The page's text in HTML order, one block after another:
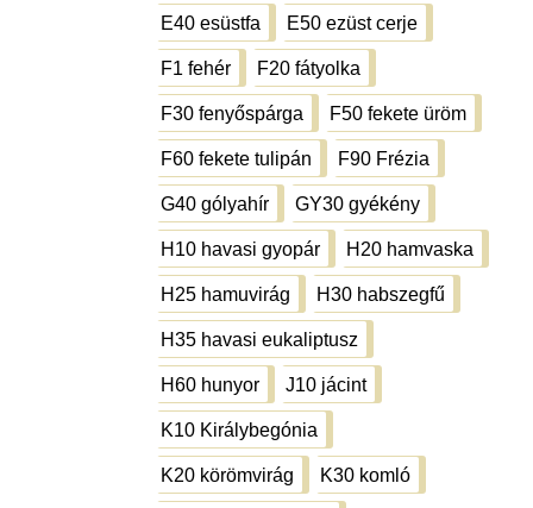
E40 esüstfa
E40 esüstfa
E50 ezüst cerje
E50 ezüst cerje
F1 fehér
F1 fehér
F20 fátyolka
F20 fátyolka
F30 fenyőspárga
F30 fenyőspárga
F50 fekete üröm
F50 fekete üröm
F60 fekete tulipán
F60 fekete tulipán
F90 Frézia
F90 Frézia
G40 gólyahír
G40 gólyahír
GY30 gyékény
GY30 gyékény
H10 havasi gyopár
H10 havasi gyopár
H20 hamvaska
H20 hamvaska
H25 hamuvirág
H25 hamuvirág
H30 habszegfű
H30 habszegfű
H35 havasi eukaliptusz
H35 havasi eukaliptusz
H60 hunyor
H60 hunyor
J10 jácint
J10 jácint
K10 Királybegónia
K10 Királybegónia
K20 körömvirág
K20 körömvirág
K30 komló
K30 komló